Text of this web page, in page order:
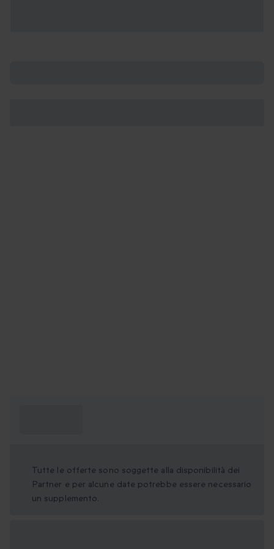
Tutte le offerte sono soggette alla disponibilità dei
Partner e per alcune date potrebbe essere necessario
un supplemento.